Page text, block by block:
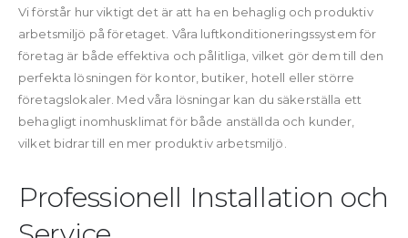
Vi förstår hur viktigt det är att ha en behaglig och produktiv
arbetsmiljö på företaget. Våra luftkonditioneringssystem för
företag är både effektiva och pålitliga, vilket gör dem till den
perfekta lösningen för kontor, butiker, hotell eller större
företagslokaler. Med våra lösningar kan du säkerställa ett
behagligt inomhusklimat för både anställda och kunder,
vilket bidrar till en mer produktiv arbetsmiljö.
Professionell Installation och